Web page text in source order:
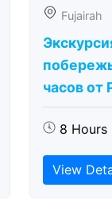
Fujairah
часов от
8 Hours
View